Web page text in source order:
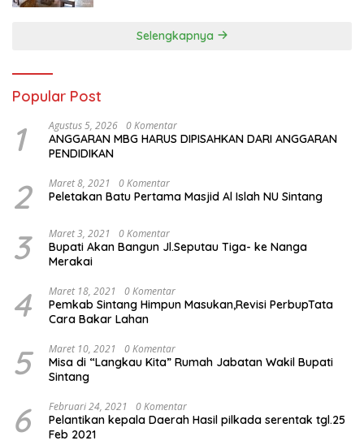
Selengkapnya
Popular Post
1 Agustus 5, 2026 0 Komentar
ANGGARAN MBG HARUS DIPISAHKAN DARI ANGGARAN
PENDIDIKAN
2 Maret 8, 2021 0 Komentar
Peletakan Batu Pertama Masjid Al Islah NU Sintang
3 Maret 3, 2021 0 Komentar
Bupati Akan Bangun Jl.Seputau Tiga- ke Nanga
Merakai
4 Maret 18, 2021 0 Komentar
Pemkab Sintang Himpun Masukan,Revisi PerbupTata
Cara Bakar Lahan
5 Maret 10, 2021 0 Komentar
Misa di “Langkau Kita” Rumah Jabatan Wakil Bupati
Sintang
6 Februari 24, 2021 0 Komentar
Pelantikan kepala Daerah Hasil pilkada serentak tgl.25
Feb 2021